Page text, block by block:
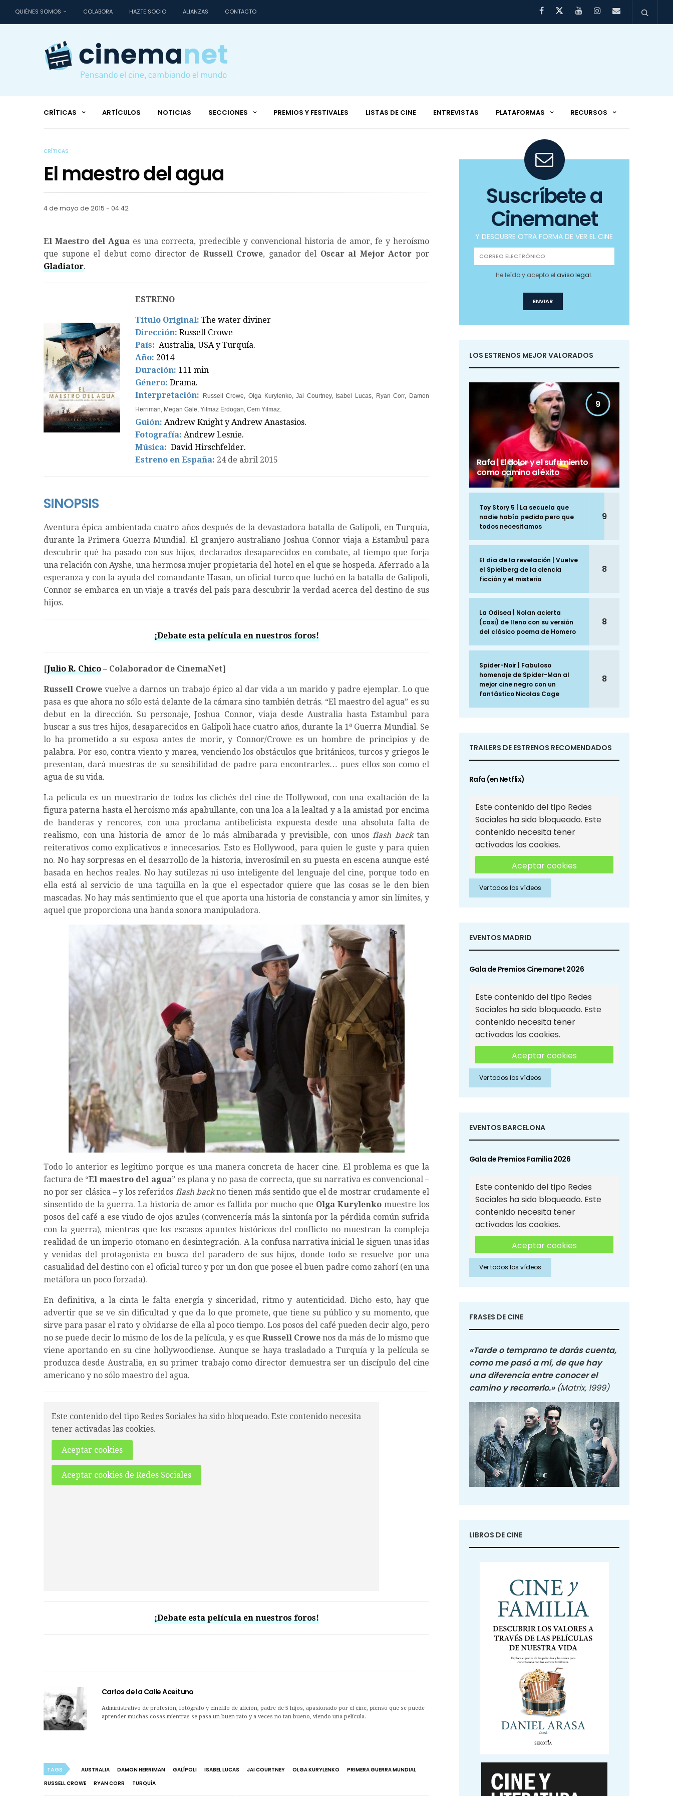
QUIÉNES SOMOS COLABORA HAZTE SOCIO ALIANZAS CONTACTO
CRÍTICAS ARTÍCULOS NOTICIAS SECCIONES PREMIOS Y FESTIVALES LISTAS DE CINE ENTREVISTAS PLATAFORMAS RECURSOS
CRÍTICAS
El maestro del agua
4 de mayo de 2015 - 04:42
El Maestro del Agua es una correcta, predecible y convencional historia de amor, fe y heroísmo
que supone el debut como director de Russell Crowe, ganador del Oscar al Mejor Actor por
Gladiator.
ESTRENO
Título Original: The water diviner
Dirección: Russell Crowe
País: Australia, USA y Turquía.
Año: 2014
Duración: 111 min
Género: Drama.
Interpretación:
Russell Crowe, Olga Kurylenko, Jai Courtney, Isabel Lucas, Ryan Corr, Damon
Herriman, Megan Gale, Yilmaz Erdogan, Cem Yilmaz.
Guión: Andrew Knight y Andrew Anastasios.
Fotografía: Andrew Lesnie.
Música: David Hirschfelder.
Estreno en España: 24 de abril 2015
SINOPSIS
Aventura épica ambientada cuatro años después de la devastadora batalla de Galípoli, en Turquía,
durante la Primera Guerra Mundial. El granjero australiano Joshua Connor viaja a Estambul para
descubrir qué ha pasado con sus hijos, declarados desaparecidos en combate, al tiempo que forja
una relación con Ayshe, una hermosa mujer propietaria del hotel en el que se hospeda. Aferrado a la
esperanza y con la ayuda del comandante Hasan, un oficial turco que luchó en la batalla de Galípoli,
Connor se embarca en un viaje a través del país para descubrir la verdad acerca del destino de sus
hijos.
¡Debate esta película en nuestros foros!
[Julio R. Chico – Colaborador de CinemaNet]
Russell Crowe vuelve a darnos un trabajo épico al dar vida a un marido y padre ejemplar. Lo que
pasa es que ahora no sólo está delante de la cámara sino también detrás. “El maestro del agua” es su
debut en la dirección. Su personaje, Joshua Connor, viaja desde Australia hasta Estambul para
buscar a sus tres hijos, desaparecidos en Galípoli hace cuatro años, durante la 1ª Guerra Mundial. Se
lo ha prometido a su esposa antes de morir, y Connor/Crowe es un hombre de principios y de
palabra. Por eso, contra viento y marea, venciendo los obstáculos que británicos, turcos y griegos le
presentan, dará muestras de su sensibilidad de padre para encontrarles… pues ellos son como el
agua de su vida.
La película es un muestrario de todos los clichés del cine de Hollywood, con una exaltación de la
figura paterna hasta el heroísmo más apabullante, con una loa a la lealtad y a la amistad por encima
de banderas y rencores, con una proclama antibelicista expuesta desde una absoluta falta de
realismo, con una historia de amor de lo más almibarada y previsible, con unos flash backtan
reiterativos como explicativos e innecesarios. Esto es Hollywood, para quien le guste y para quien
no. No hay sorpresas en el desarrollo de la historia, inverosímil en su puesta en escena aunque esté
basada en hechos reales. No hay sutilezas ni uso inteligente del lenguaje del cine, porque todo en
ella está al servicio de una taquilla en la que el espectador quiere que las cosas se le den bien
mascadas. No hay más sentimiento que el que aporta una historia de constancia y amor sin límites, y
aquel que proporciona una banda sonora manipuladora.
Todo lo anterior es legítimo porque es una manera concreta de hacer cine. El problema es que la
factura de “El maestro del agua” es plana y no pasa de correcta, que su narrativa es convencional –
no por ser clásica – y los referidos flash backno tienen más sentido que el de mostrar crudamente el
sinsentido de la guerra. La historia de amor es fallida por mucho que Olga Kurylenko muestre los
posos del café a ese viudo de ojos azules (convencería más la sintonía por la pérdida común sufrida
con la guerra), mientras que los escasos apuntes históricos del conflicto no muestran la compleja
realidad de un imperio otomano en desintegración. A la confusa narrativa inicial le siguen unas idas
y venidas del protagonista en busca del paradero de sus hijos, donde todo se resuelve por una
casualidad del destino con el oficial turco y por un don que posee el buen padre como zahorí (en una
metáfora un poco forzada).
En definitiva, a la cinta le falta energía y sinceridad, ritmo y autenticidad. Dicho esto, hay que
advertir que se ve sin dificultad y que da lo que promete, que tiene su público y su momento, que
sirve para pasar el rato y olvidarse de ella al poco tiempo. Los posos del café pueden decir algo, pero
no se puede decir lo mismo de los de la película, y es que Russell Crowenos da más de lo mismo que
viene aportando en su cine hollywoodiense. Aunque se haya trasladado a Turquía y la película se
produzca desde Australia, en su primer trabajo como director demuestra ser un discípulo del cine
americano y no sólo maestro del agua.
Este contenido del tipo Redes Sociales ha sido bloqueado. Este contenido necesita
tener activadas las cookies.
Aceptar cookies
Aceptar cookies de Redes Sociales
¡Debate esta película en nuestros foros!
Carlos de la Calle Aceituno
Administrativo de profesión, fotógrafo y cinéfilo de afición, padre de 5 hijos, apasionado por el cine, pienso que se puede
aprender muchas cosas mientras se pasa un buen rato y a veces no tan bueno, viendo una película.
TAGS AUSTRALIA DAMON HERRIMAN GALÍPOLI ISABEL LUCAS JAI COURTNEY OLGA KURYLENKO
PRIMERA GUERRA MUNDIAL
RUSSELL CROWE
RYAN CORR TURQUÍA
Suscríbete a
Cinemanet
Y DESCUBRE OTRA FORMA DE VER EL CINE
He leído y acepto elaviso legal.
LOS ESTRENOS MEJOR VALORADOS
9
Rafa | El dolor y el sufrimiento
como camino al éxito
Toy Story 5 | La secuela que
nadie había pedido pero que
todos necesitamos
9
El día de la revelación | Vuelve
el Spielberg de la ciencia
ficción y el misterio
8
La Odisea | Nolan acierta
(casi) de lleno con su versión
del clásico poema de Homero
8
Spider-Noir | Fabuloso
homenaje de Spider-Man al
mejor cine negro con un
fantástico Nicolas Cage
8
TRAILERS DE ESTRENOS RECOMENDADOS
Rafa (en Netflix)
Este contenido del tipo Redes
Sociales ha sido bloqueado. Este
contenido necesita tener
activadas las cookies.
Aceptar cookies
Aceptar cookies de Redes
Sociales
Ver todos los vídeos
EVENTOS MADRID
Gala de Premios Cinemanet 2026
Este contenido del tipo Redes
Sociales ha sido bloqueado. Este
contenido necesita tener
activadas las cookies.
Aceptar cookies
Aceptar cookies de Redes
Sociales
Ver todos los vídeos
EVENTOS BARCELONA
Gala de Premios Familia 2026
Este contenido del tipo Redes
Sociales ha sido bloqueado. Este
contenido necesita tener
activadas las cookies.
Aceptar cookies
Aceptar cookies de Redes
Sociales
Ver todos los vídeos
FRASES DE CINE
«Tarde o temprano te darás cuenta,
como me pasó a mí, de que hay
una diferencia entre conocer el
camino y recorrerlo.» (Matrix, 1999)
LIBROS DE CINE